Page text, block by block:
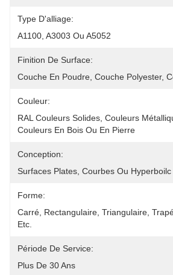
Type D'alliage:
A1100, A3003 Ou A5052
Finition De Surface:
Couche En Poudre, Couche Polyester,
Couleur:
RAL Couleurs Solides, Couleurs
Couleurs En Bois Ou En Pierre
Conception:
Surfaces Plates, Courbes Ou Hyperboilc
Forme:
Carré, Rectangulaire, Triangulaire,
Etc.
Période De Service:
Plus De 30 Ans